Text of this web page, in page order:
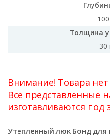
Толщина
30
Внимание! Товара
Все представленные
изготавливаются под
Утепленный люк Бонд для